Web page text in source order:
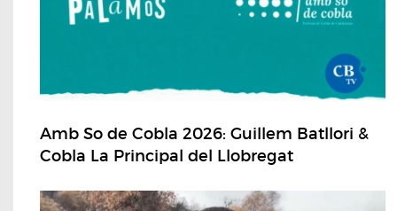
Amb So de Cobla 2026: Guillem Batllori &
Cobla La Principal del Llobregat